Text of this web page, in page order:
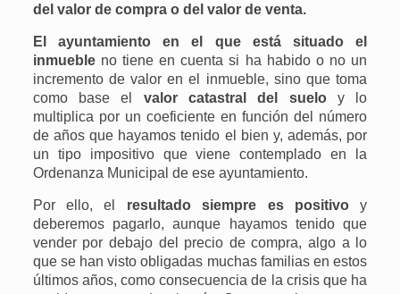
del valor de compra o del valor de venta.
El ayuntamiento en el que está situado el
inmueble no tiene en cuenta si ha habido o no un
incremento de valor en el inmueble, sino que toma
como base el valor catastral del suelo y lo
multiplica por un coeficiente en función del número
de años que hayamos tenido el bien y, además, por
un tipo impositivo que viene contemplado en la
Ordenanza Municipal de ese ayuntamiento.
Por ello, el resultado siempre es positivoy
deberemos pagarlo, aunque hayamos tenido que
vender por debajo del precio de compra, algo a lo
que se han visto obligadas muchas familias en estos
últimos años, como consecuencia de la crisis que ha